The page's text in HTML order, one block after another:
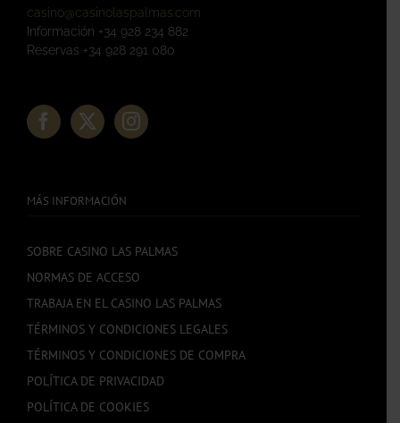
casino@casinolaspalmas.com
Información +34 928 234 882
Reservas +34 928 291 080
MÁS INFORMACIÓN
SOBRE CASINO LAS PALMAS
NORMAS DE ACCESO
TRABAJA EN EL CASINO LAS PALMAS
TÉRMINOS Y CONDICIONES LEGALES
TÉRMINOS Y CONDICIONES DE COMPRA
POLÍTICA DE PRIVACIDAD
POLÍTICA DE COOKIES